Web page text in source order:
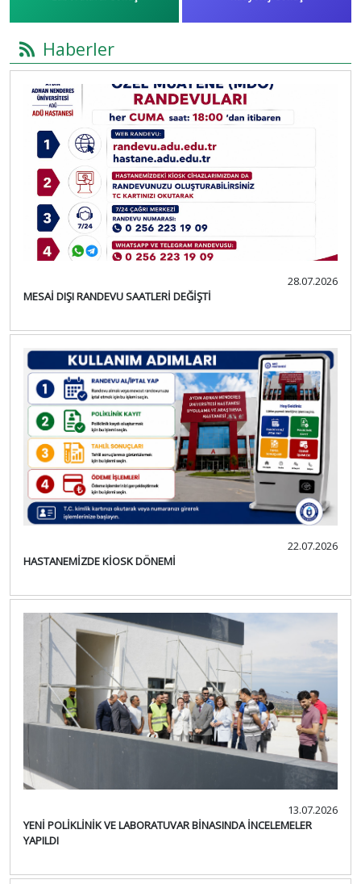
Haberler
28.07.2026
MESAİ DIŞI RANDEVU SAATLERİ DEĞİŞTİ
22.07.2026
HASTANEMİZDE KİOSK DÖNEMİ
13.07.2026
YENİ POLİKLİNİK VE LABORATUVAR BİNASINDA İNCELEMELER
YAPILDI